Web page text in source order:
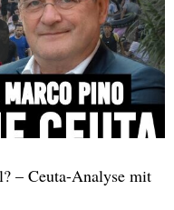
– Ceuta-Analyse mit